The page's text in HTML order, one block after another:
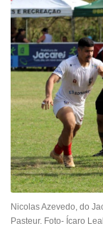
Nicolas Azevedo, do
Pasteur. Foto- Ícaro